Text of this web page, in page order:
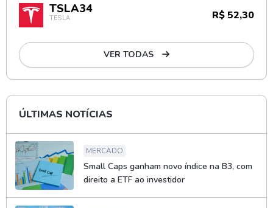
TSLA34
TESLA R$ 52,30
VER TODAS
ÚLTIMAS NOTÍCIAS
MERCADO
Small Caps ganham novo índice na B3, com
direito a ETF ao investidor